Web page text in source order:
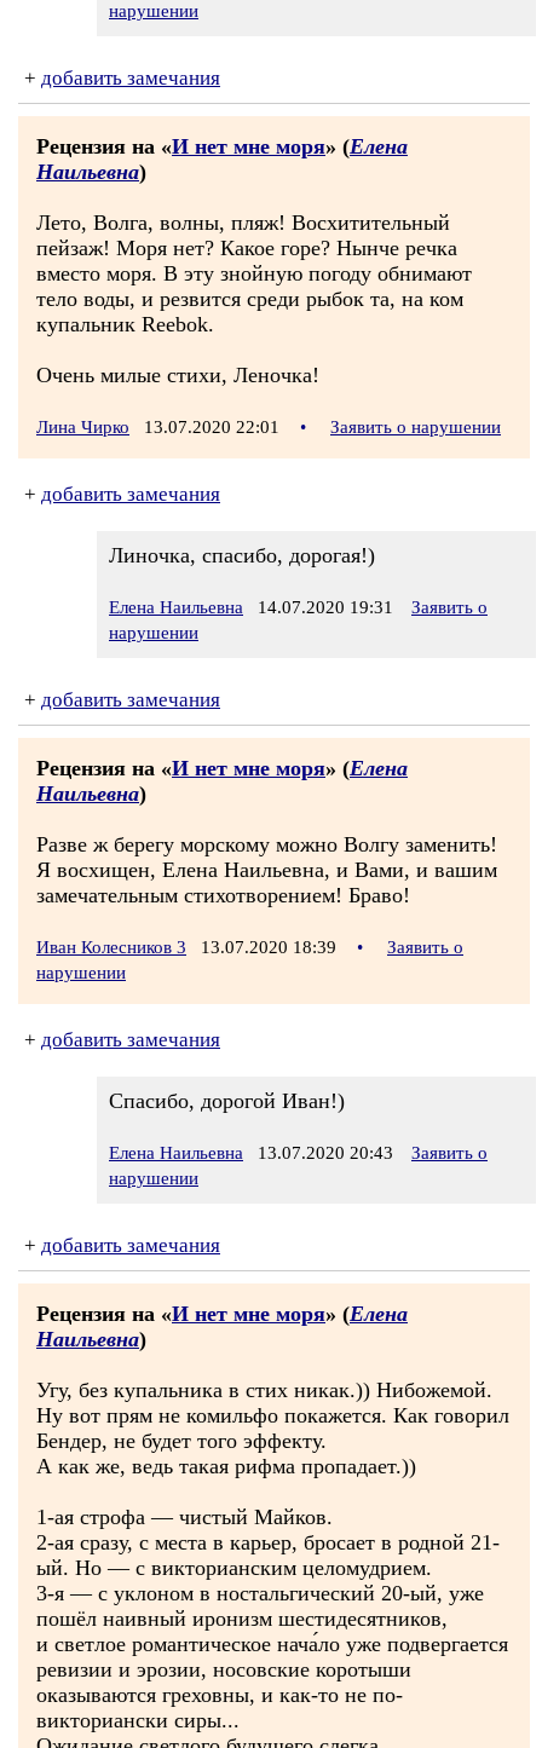
нарушении
+ добавить замечания
Рецензия на «И нет мне моря» (Елена
Наильевна)
Лето, Волга, волны, пляж! Восхитительный
пейзаж! Моря нет? Какое горе? Нынче речка
вместо моря. В эту знойную погоду обнимают
тело воды, и резвится среди рыбок та, на ком
купальник Reebok.
Очень милые стихи, Леночка!
Лина Чирко 13.07.2020 22:01 • Заявить о нарушении
+ добавить замечания
Линочка, спасибо, дорогая!)
Елена Наильевна 14.07.2020 19:31
Заявить о
нарушении
+ добавить замечания
Рецензия на «И нет мне моря» (Елена
Наильевна)
Разве ж берегу морскому можно Волгу заменить!
Я восхищен, Елена Наильевна, и Вами, и вашим
замечательным стихотворением! Браво!
Иван Колесников 3 13.07.2020 18:39 •
Заявить о
нарушении
+ добавить замечания
Спасибо, дорогой Иван!)
Елена Наильевна 13.07.2020 20:43
Заявить о
нарушении
+ добавить замечания
Рецензия на «И нет мне моря» (Елена
Наильевна)
Угу, без купальника в стих никак.)) Нибожемой.
Ну вот прям не комильфо покажется. Как говорил
Бендер, не будет того эффекту.
А как же, ведь такая рифма пропадает.))
1-ая строфа — чистый Майков.
2-ая сразу, с места в карьер, бросает в родной 21-
ый. Но — с викторианским целомудрием.
3-я — с уклоном в ностальгический 20-ый, уже
пошёл наивный иронизм шестидесятников,
и светлое романтическое нача́ло уже подвергается
ревизии и эрозии, носовские коротыши
оказываются греховны, и как-то не по-
викториански сиры...